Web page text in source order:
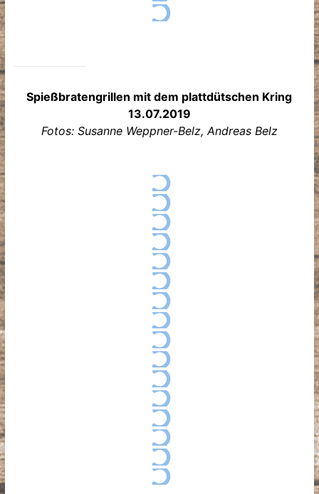
Spießbratengrillen mit dem plattdütschen Kring
13.07.2019
Fotos: Susanne Weppner-Belz, Andreas Belz